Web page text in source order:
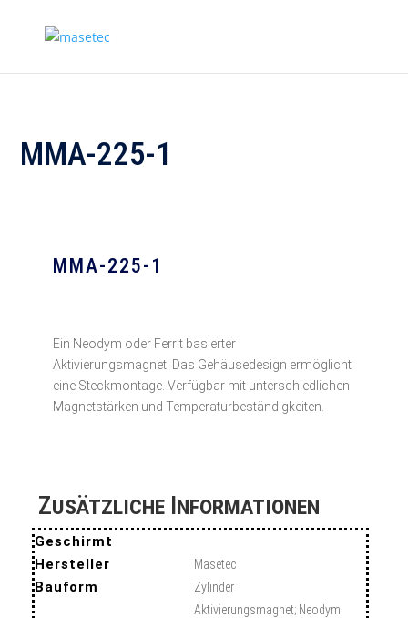
MMA-225-1
MMA-225-1
Ein Neodym oder Ferrit basierter
Aktivierungsmagnet. Das Gehäusedesign ermöglicht
eine Steckmontage. Verfügbar mit unterschiedlichen
Magnetstärken und Temperaturbeständigkeiten.
Zusätzliche Informationen
Geschirmt
Hersteller
Masetec
Bauform Zylinder
Aktivierungsmagnet; Neodym